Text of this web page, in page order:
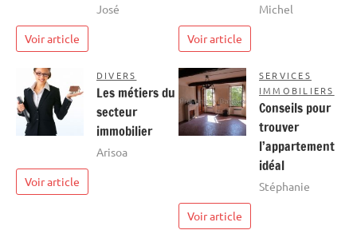
José
Voir article
Michel
Voir article
DIVERS
Les métiers du
secteur
immobilier
Arisoa
Voir article
SERVICES
IMMOBILIERS
Conseils pour
trouver
l’appartement
idéal
Stéphanie
Voir article